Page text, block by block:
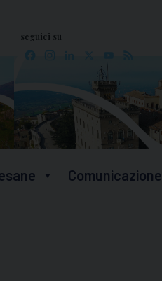
seguici su
Facebook
Instagram
LinkedIn YouTube
Comunicazione